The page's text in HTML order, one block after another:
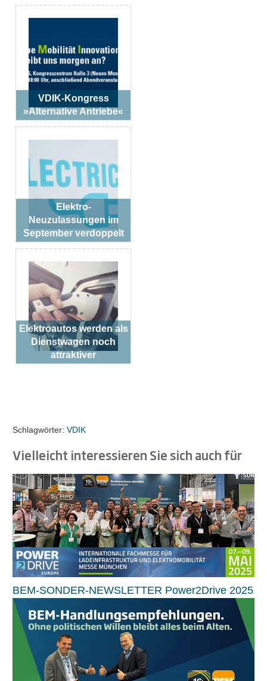
VDIK-Kongress
»Alternative Antriebe«
Elektro-
Neuzulassungen im
September verdoppelt
Elektroautos werden als
Dienstwagen noch
attraktiver
Schlagwörter: VDIK
Vielleicht interessieren Sie sich auch für
BEM-SONDER-NEWSLETTER Power2Drive 2025